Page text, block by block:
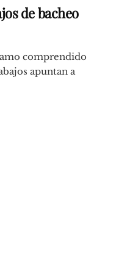
de bacheo
comprendido
apuntan a